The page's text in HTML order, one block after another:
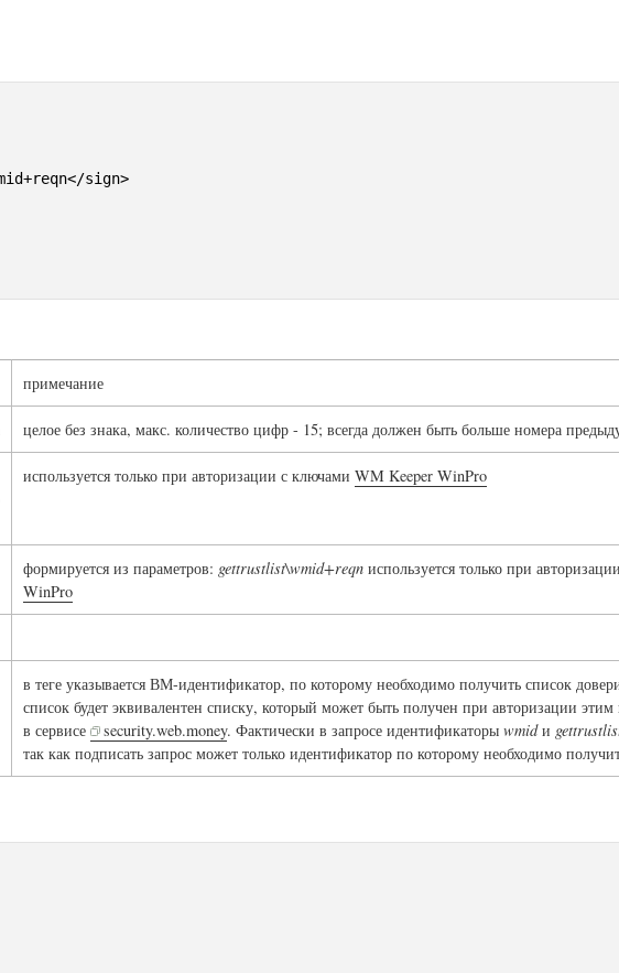
sign>
примечание
целое без знака, макс. количество цифр - 15; всегда должен быть больше номера
используется только при авторизации с ключами WM Keeper WinPro
формируется из параметров: gettrustlist\wmid+reqn используется только при
WinPro
в теге указывается ВМ-идентификатор, по которому необходимо получить список
список будет эквивалентен списку, который может быть получен при авторизации
в сервисе
security.web.money. Фактически в запросе идентификаторы wmidи
так как подписать запрос может только идентификатор по которому необходимо